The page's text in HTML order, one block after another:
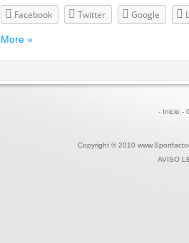
Facebook
Twitter Google
More »
- Inicio -
Copyright © 2010
AVISO